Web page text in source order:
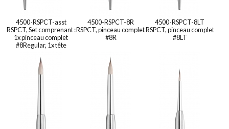
4500-RSPCT-asst
RSPCT, Set comprenant :
1x pinceau complet
#8Regular, 1x tête
tête #1
4500-RSPCT-8R
RSPCT, pinceau complet
#8R
4500-RSPCT-8LT
RSPCT, pinceau complet
#8LT